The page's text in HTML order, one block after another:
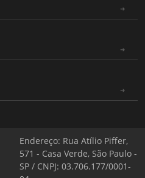
Endereço: Rua Atílio Piffer,
571 - Casa Verde, São Paulo -
SP / CNPJ: 03.706.177/0001-